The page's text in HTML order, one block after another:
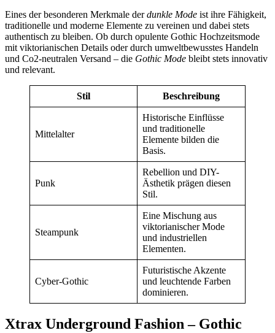
Eines der besonderen Merkmale derdunkle Mode ist ihre Fähigkeit,
traditionelle und moderne Elemente zu vereinen und dabei stets
authentisch zu bleiben. Ob durch opulente Gothic Hochzeitsmode
mit viktorianischen Details oder durch umweltbewusstes Handeln
und Co2-neutralen Versand – die Gothic Mode bleibt stets innovativ
und relevant.
Stil Beschreibung
Mittelalter
Historische Einflüsse
und traditionelle
Elemente bilden die
Basis.
Punk
Rebellion und DIY-
Ästhetik prägen diesen
Stil.
Steampunk
Eine Mischung aus
viktorianischer Mode
und industriellen
Elementen.
Cyber-Gothic
Futuristische Akzente
und leuchtende Farben
dominieren.
Xtrax Underground Fashion – Gothic